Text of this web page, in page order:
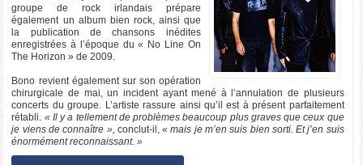
groupe de rock irlandais prépare
également un album bien rock, ainsi que
la publication de chansons inédites
enregistrées à l’époque du « No Line On
The Horizon » de 2009.
Bono revient également sur son opération
chirurgicale de mai, un incident ayant mené à l’annulation de plusieurs
concerts du groupe. L’artiste rassure ainsi qu’il est à présent parfaitement
rétabli. « Il y a tellement de problèmes beaucoup plus graves que ceux que
je viens de connaître », conclut-il,« mais je m’en suis bien sorti. Et j’en suis
énormément reconnaissant. »